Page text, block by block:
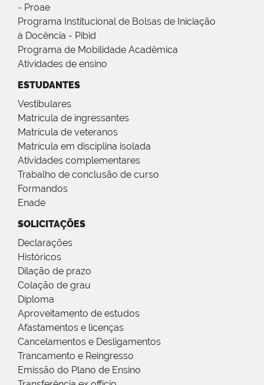
- Proae
Programa Institucional de Bolsas de Iniciação
à Docência - Pibid
Programa de Mobilidade Acadêmica
Atividades de ensino
ESTUDANTES
Vestibulares
Matrícula de ingressantes
Matrícula de veteranos
Matrícula em disciplina isolada
Atividades complementares
Trabalho de conclusão de curso
Formandos
Enade
SOLICITAÇÕES
Declarações
Históricos
Dilação de prazo
Colação de grau
Diploma
Aproveitamento de estudos
Afastamentos e licenças
Cancelamentos e Desligamentos
Trancamento e Reingresso
Emissão do Plano de Ensino